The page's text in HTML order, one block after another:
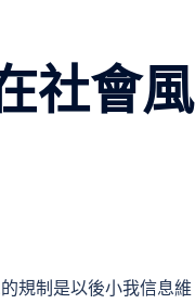
社會風
規制是以後小我信息維